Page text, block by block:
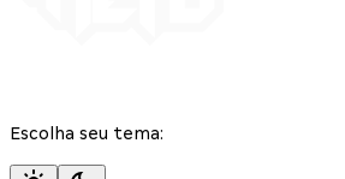
Escolha seu tema: